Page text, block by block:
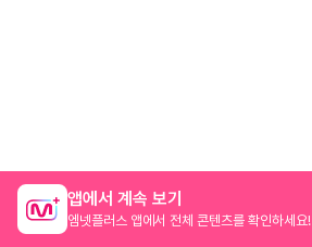
앱에서 계속 보기
엠넷플러스 앱에서 전체 콘텐츠를 확인하세요!